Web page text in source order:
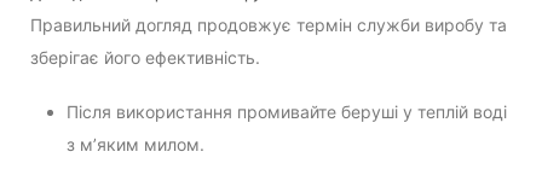
Правильний догляд продовжує термін служби виробу та
зберігає його ефективність.
Після використання промивайте беруші у теплій воді
з м’яким милом.